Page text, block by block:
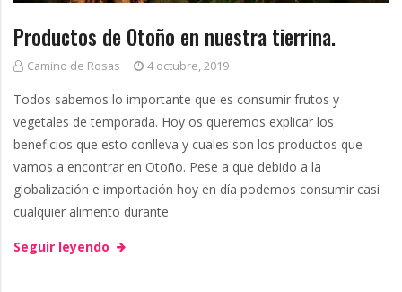
g
Productos de Otoño en nuestra tierrina.
Camino de Rosas 4 octubre, 2019
Todos sabemos lo importante que es consumir frutos y
vegetales de temporada. Hoy os queremos explicar los
beneficios que esto conlleva y cuales son los productos que
vamos a encontrar en Otoño. Pese a que debido a la
globalización e importación hoy en día podemos consumir casi
cualquier alimento durante
Seguir leyendo